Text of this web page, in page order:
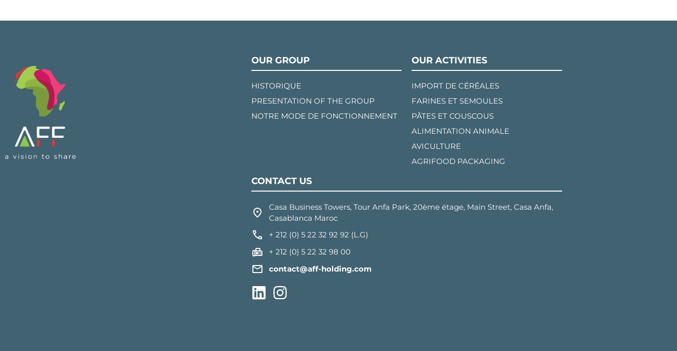
OUR GROUP
HISTORIQUE
PRESENTATION OF THE GROUP
NOTRE MODE DE FONCTIONNEMENT
OUR ACTIVITIES
IMPORT DE CÉRÉALES
FARINES ET SEMOULES
PÂTES ET COUSCOUS
ALIMENTATION ANIMALE
AVICULTURE
AGRIFOOD PACKAGING
CONTACT US
Casa Business Towers, Tour Anfa Park, 20ème étage, Main Street, Casa Anfa,
Casablanca Maroc
+ 212 (0) 5 22 32 92 92 (L.G)
+ 212 (0) 5 22 32 98 00
contact@aff-holding.com